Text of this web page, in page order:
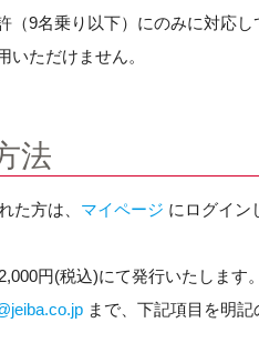
（9名乗り以下）にのみに対応し
いただけません。
法
た方は、 マイページ にログイン
円(税込)にて発行いたします。
まで、下記項目を明記